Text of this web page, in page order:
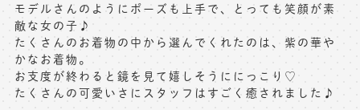
料金シミュレーション
お問い合わせ窓口
モデルさんのようにポーズも上手で、とっても笑顔が素
敵な女の子♪
たくさんのお着物の中から選んでくれたのは、紫の華や
かなお着物。
お支度が終わると鏡を見て嬉しそうににっこり♡
たくさんの可愛いさにスタッフはすごく癒されました♪